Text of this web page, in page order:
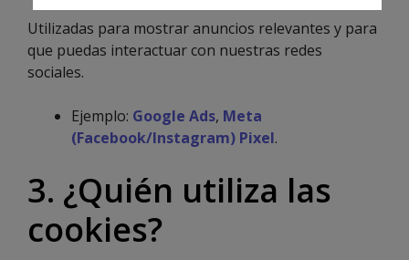
Utilizadas para mostrar anuncios relevantes y para
que puedas interactuar con nuestras redes
sociales.
Ejemplo: Google Ads, Meta
(Facebook/Instagram) Pixel.
3. ¿Quién utiliza las
cookies?